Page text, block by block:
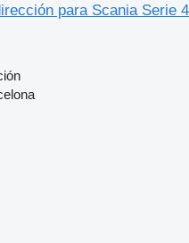
para Scania Serie 4